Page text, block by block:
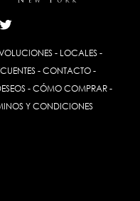
- LOCALES -
- CONTACTO-
- CÓMO COMPRAR-
Y CONDICIONES